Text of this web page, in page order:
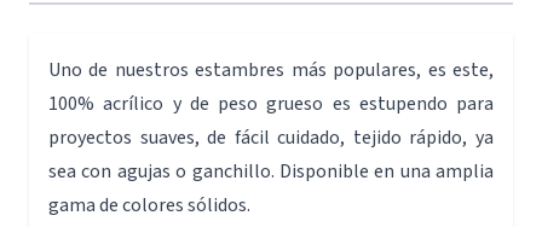
Uno de nuestros estambres más populares, es este,
100% acrílico y de peso grueso es estupendo para
proyectos suaves, de fácil cuidado, tejido rápido, ya
sea con agujas o ganchillo. Disponible en una amplia
gama de colores sólidos.